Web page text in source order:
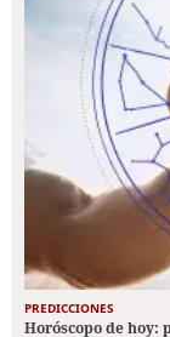
PREDICCIONES
Horóscopo de hoy: